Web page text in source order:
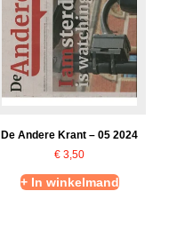
De Andere Krant – 05 2024
€ 3,50
+ In winkelmand